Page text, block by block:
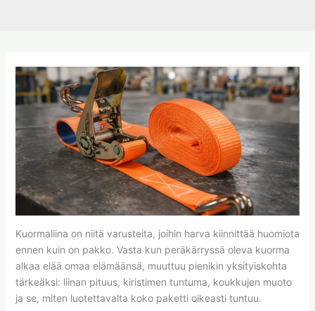
Kuormaliina on niitä varusteita, joihin harva kiinnittää huomiota
ennen kuin on pakko. Vasta kun peräkärryssä oleva kuorma
alkaa elää omaa elämäänsä, muuttuu pienikin yksityiskohta
tärkeäksi: liinan pituus, kiristimen tuntuma, koukkujen muoto
ja se, miten luotettavalta koko paketti oikeasti tuntuu.